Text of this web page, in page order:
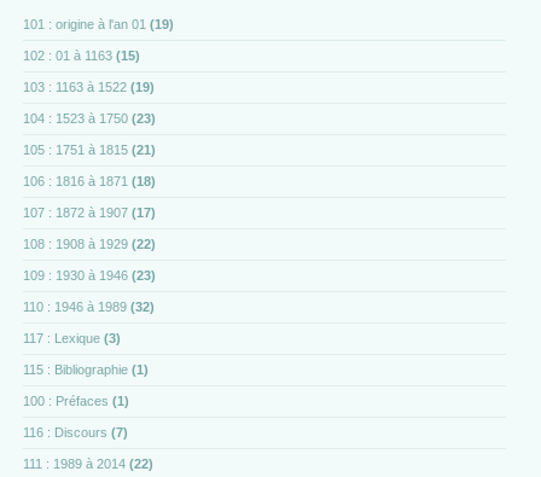
101 : origine à l'an 01 (19)
102 : 01 à 1163 (15)
103 : 1163 à 1522 (19)
104 : 1523 à 1750 (23)
105 : 1751 à 1815 (21)
106 : 1816 à 1871 (18)
107 : 1872 à 1907 (17)
108 : 1908 à 1929 (22)
109 : 1930 à 1946 (23)
110 : 1946 à 1989 (32)
117 : Lexique (3)
115 : Bibliographie (1)
100 : Préfaces (1)
116 : Discours (7)
111 : 1989 à 2014 (22)